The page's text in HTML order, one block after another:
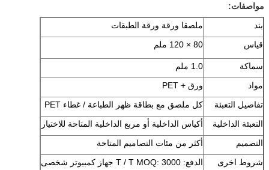
مواصفات:
بند
ملصقا ورقة ورقة الطبقات
قياس
80 × 120 ملم
سماكة
1.0 ملم
مواد
ورق + PET
تفاصيل التعبئة
كل ملصق مع بطاقة ظهر الطباعة / غطاء PET
التعبئة الداخلية
أكياس الداخلية أو مربع الداخلية المتاحة للاختيار
التصميم
أكثر من مئات التصاميم المتاحة
شروط اخرى
الدفع: T / T MOQ: 3000 جهاز كمبيوتر شخصى